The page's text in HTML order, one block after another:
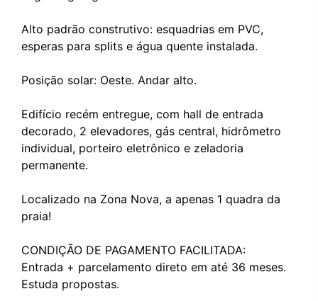
Alto padrão construtivo: esquadrias em PVC,
esperas para splits e água quente instalada.
Posição solar: Oeste. Andar alto.
Edifício recém entregue, com hall de entrada
decorado, 2 elevadores, gás central, hidrômetro
individual, porteiro eletrônico e zeladoria
permanente.
Localizado na Zona Nova, a apenas 1 quadra da
praia!
CONDIÇÃO DE PAGAMENTO FACILITADA:
Entrada + parcelamento direto em até 36 meses.
Estuda propostas.